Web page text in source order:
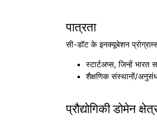
पात्रता
सी-डॉट के इनक्यूबेशन
स्टार्टअप्स, जिन्हें भारत
शैक्षणिक संस्थानों/
प्रौद्योगिकी डोमेन